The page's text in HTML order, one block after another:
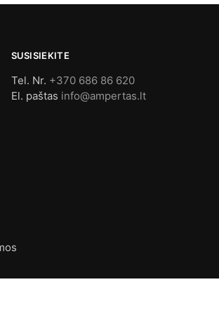
SUSISIEKITE
Tel. Nr. +370 686 86 620
El. paštas info@ampertas.lt